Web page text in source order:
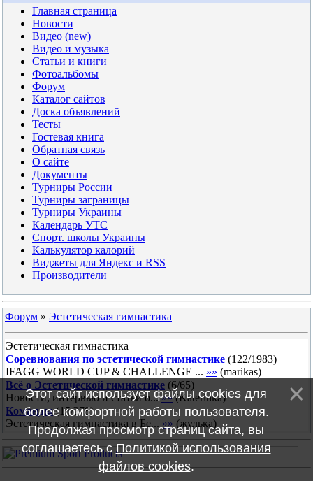
Главная страница
Новости
Видео (new)
Видео и музыка
Статьи и книги
Фотоальбомы
Форум
Каталог сайтов
Доска объявлений
Тесты
Гостевая книга
Обратная связь
О сайте
Документы
Турниры России
Турниры заграницы
Турниры Украины
Календарь УТС
Спорт. школы Украины
Калькулятор калорий
Виджеты для Яндекс и RSS
Производители
Форум » Эстетическая гимнастика
Эстетическая гимнастика
Соревнования по эстетической гимнастике (122/1983)
IFAGG WORLD CUP & CHALLENGE ... »» (marikas)
Всё о Эстетической гимнастике (6/65)
Новости, интервью и статьи о... »» (Katerinka)
Команды (15/278)
Эстетическая гимнастика в Бе... »» (жулька)
Этот сайт использует файлы cookies для
более комфортной работы пользователя.
Продолжая просмотр страниц сайта, вы
соглашаетесь сПолитикой использования
файлов cookies.